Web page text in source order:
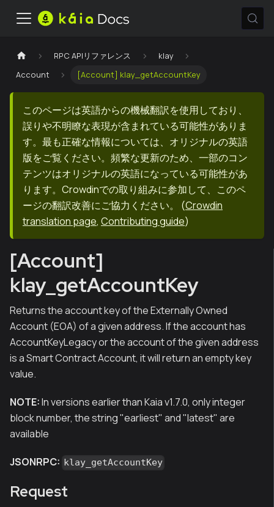
RPC APIリファレンス
klay
Account
[Account] klay_getAccountKey
このページは英語からの機械翻訳を使用しており、
誤りや不明瞭な表現が含まれている可能性がありま
す。最も正確な情報については、オリジナルの英語
版をご覧ください。頻繁な更新のため、一部のコン
テンツはオリジナルの英語になっている可能性があ
ります。Crowdinでの取り組みに参加して、このペ
ージの翻訳改善にご協力ください。
(Crowdin
translation page, Contributing guide)
[Account]
klay_getAccountKey
Returns the account key of the Externally Owned
Account (EOA) of a given address. If the account has
AccountKeyLegacy or the account of the given address
is a Smart Contract Account, it will return an empty key
value.
NOTE:In versions earlier than Kaia v1.7.0, only integer
block number, the string "earliest" and "latest" are
available
JSONRPC: klay_getAccountKey
Request